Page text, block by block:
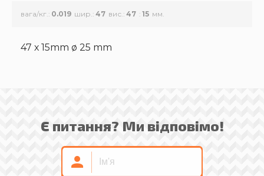
вага/кг. 0.019 шир. 47 вис. 47 15
47 х 15mm ø 25 mm
Є питання? Ми відповімо!